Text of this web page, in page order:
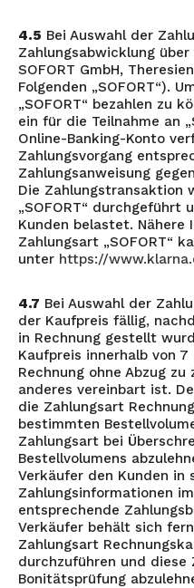
4.5 Bei Auswahl der
Zahlungsabwicklung
SOFORT GmbH,
Folgenden „SOFORT“).
„SOFORT“ bezahlen zu
ein für die Teilnahme an
Online-Banking-Konto
Zahlungsvorgang
Zahlungsanweisung
Die Zahlungstransaktion
„SOFORT“ durchgeführt
Kunden belastet. Nähere
Zahlungsart „SOFORT“
unter https://
4.7 Bei Auswahl der
der Kaufpreis fällig,
in Rechnung gestellt
Kaufpreis innerhalb von
Rechnung ohne Abzug
anderes vereinbart ist.
die Zahlungsart
bestimmten
Zahlungsart bei
Bestellvolumens
Verkäufer den Kunden in
Zahlungsinformationen
entsprechende
Verkäufer behält sich
Zahlungsart
durchzuführen und
Bonitätsprüfung